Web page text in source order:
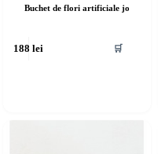
Buchet de flori artificiale jo
188lei 🛒